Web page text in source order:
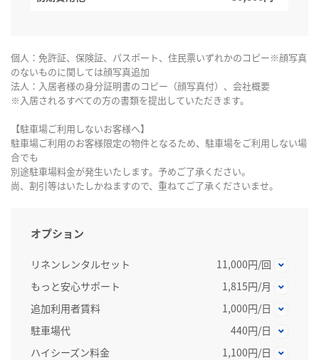
個人：免許証、保険証、パスポート、住民票いずれかのコピー※顔写真
のないものに関しては顔写真追加
法人：入居者様の身分証明書のコピー（顔写真付）、会社概要
※入居されるすべての方の書類を提出していただきます。
【駐車場ご利用しないお客様へ】
駐車場ご利用のお客様限定の物件となるため、駐車場をご利用しない場
合でも
別途駐車場料金が発生いたします。予めご了承ください。
尚、割引等はいたしかねますので、重ねてご了承くださいませ。
オプション
リネンレンタルセット
11,000円/回
もっと安心サポート
1,815円/月
追加利用者賃料
1,000円/日
駐車場代
440円/日
ハイシーズン料金
1,100円/日